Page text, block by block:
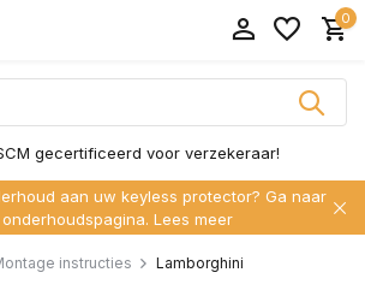
0
gecertificeerd voor verzekeraar!
aan uw keyless protector? Ga naar
Lees meer
instructies Lamborghini